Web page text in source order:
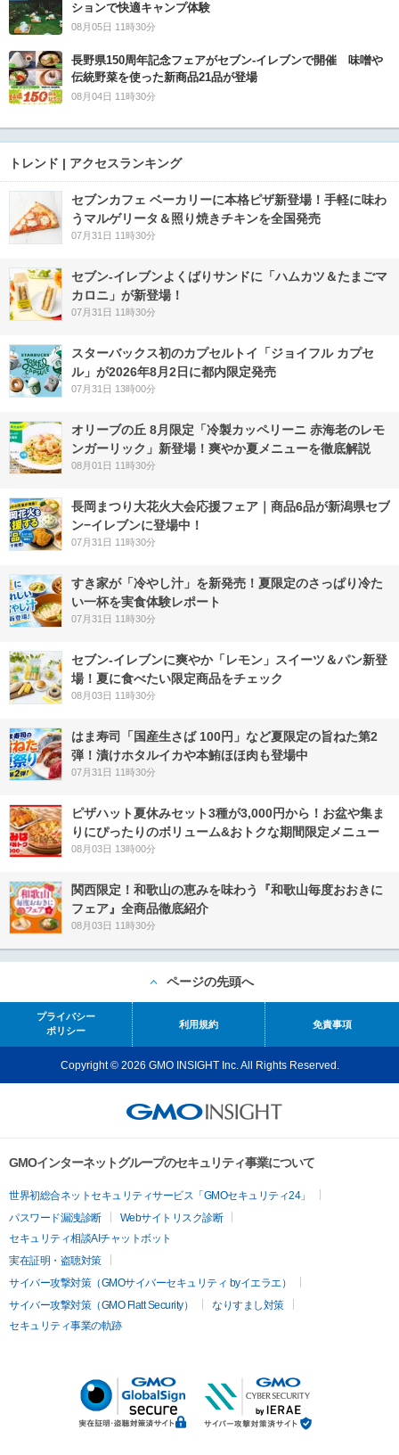
ションで快適キャンプ体験
08月05日 11時30分
長野県150周年記念フェアがセブン-イレブンで開催 味噌や
伝統野菜を使った新商品21品が登場
08月04日 11時30分
トレンド | アクセスランキング
セブンカフェ ベーカリーに本格ピザ新登場！手軽に味わ
うマルゲリータ＆照り焼きチキンを全国発売
07月31日 11時30分
セブン‐イレブンよくばりサンドに「ハムカツ＆たまごマ
カロニ」が新登場！
07月31日 11時30分
スターバックス初のカプセルトイ「ジョイフル カプセ
ル」が2026年8月2日に都内限定発売
07月31日 13時00分
オリーブの丘 8月限定「冷製カッペリーニ 赤海老のレモ
ンガーリック」新登場！爽やか夏メニューを徹底解説
08月01日 11時30分
長岡まつり大花火大会応援フェア｜商品6品が新潟県セブ
ン−イレブンに登場中！
07月31日 11時30分
すき家が「冷やし汁」を新発売！夏限定のさっぱり冷た
い一杯を実食体験レポート
07月31日 11時30分
セブン‐イレブンに爽やか「レモン」スイーツ＆パン新登
場！夏に食べたい限定商品をチェック
08月03日 11時30分
はま寿司「国産生さば 100円」など夏限定の旨ねた第2
弾！漬けホタルイカや本鮪ほほ肉も登場中
07月31日 11時30分
ピザハット夏休みセット3種が3,000円から！お盆や集ま
りにぴったりのボリューム&おトクな期間限定メニュー
08月03日 13時00分
関西限定！和歌山の恵みを味わう『和歌山毎度おおきに
フェア』全商品徹底紹介
08月03日 11時30分
ページの先頭へ
プライバシー
ポリシー
利用規約 免責事項
Copyright © 2026 GMO INSIGHT Inc. All Rights Reserved.
GMOインターネットグループのセキュリティ事業について
世界初総合ネットセキュリティサービス「GMOセキュリティ24」
パスワード漏洩診断
Webサイトリスク診断
セキュリティ相談AIチャットボット
実在証明・盗聴対策
サイバー攻撃対策（GMOサイバーセキュリティ byイエラエ）
サイバー攻撃対策（GMO Flatt Security）
なりすまし対策
セキュリティ事業の軌跡